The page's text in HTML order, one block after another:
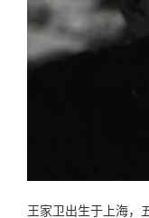
王家卫出生于上海，